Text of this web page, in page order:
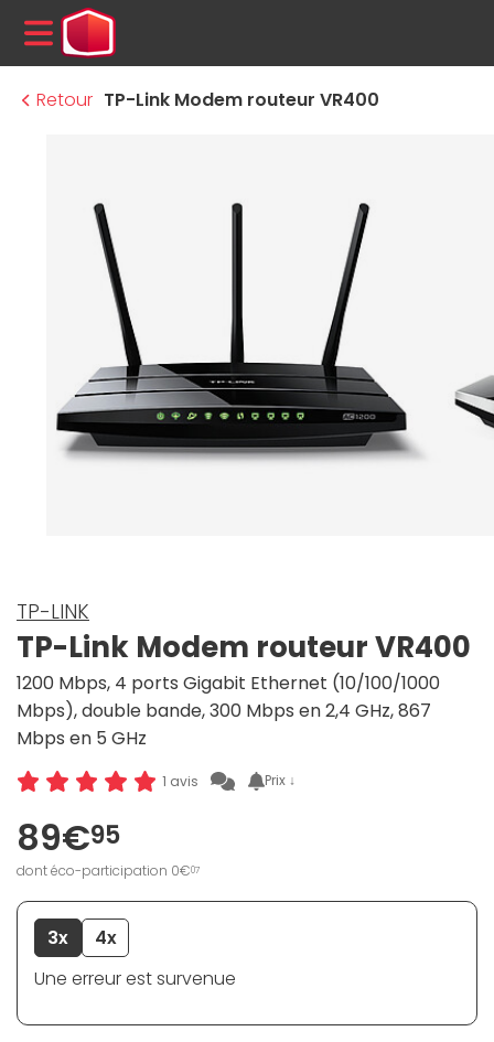
MENU
Retour TP-Link Modem routeur VR400
TP-LINK
TP-Link Modem routeur VR400
1200 Mbps, 4 ports Gigabit Ethernet (10/100/1000
Mbps), double bande, 300 Mbps en 2,4 GHz, 867
Mbps en 5 GHz
1 avis Prix ↓
89€95
dont éco-participation 0€07
3x
4x
Une erreur est survenue